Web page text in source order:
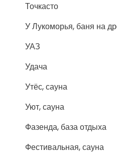
Точкасто
У Лукоморья, баня на
УАЗ
Удача
Утёс, сауна
Уют, сауна
Фазенда, база отдыха
Фестивальная, сауна